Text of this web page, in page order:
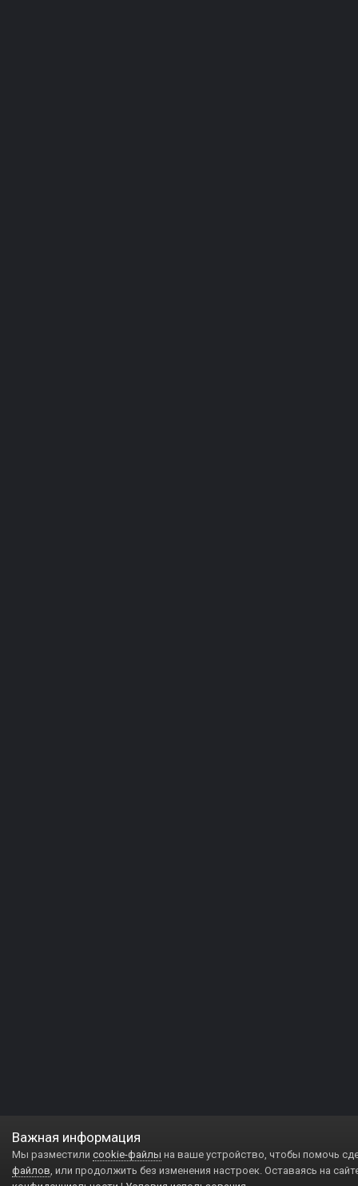
Важная информация
Мы разместили cookie-файлы на ваше устройство, чтобы помочь
файлов, или продолжить без изменения настроек. Оставаясь на